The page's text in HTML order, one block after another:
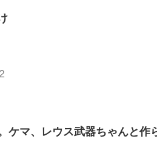
ケマ、レウス武器ちゃんと作